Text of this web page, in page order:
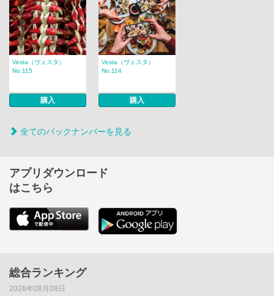
Vesta（ヴェスタ）
No.115
購入
Vesta（ヴェスタ）
No.114
購入
全てのバックナンバーを見る
アプリダウンロード
はこちら
総合ランキング
2026年08月08日